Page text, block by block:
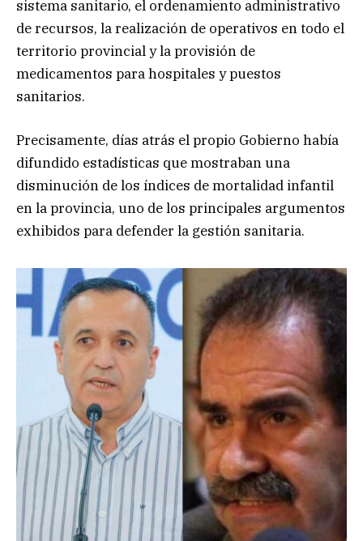
sistema sanitario, el ordenamiento administrativo
de recursos, la realización de operativos en todo el
territorio provincial y la provisión de
medicamentos para hospitales y puestos
sanitarios.
Precisamente, días atrás el propio Gobierno había
difundido estadísticas que mostraban una
disminución de los índices de mortalidad infantil
en la provincia, uno de los principales argumentos
exhibidos para defender la gestión sanitaria.